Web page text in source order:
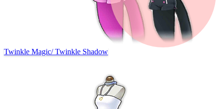
Twinkle Magic/Twinkle Shadow